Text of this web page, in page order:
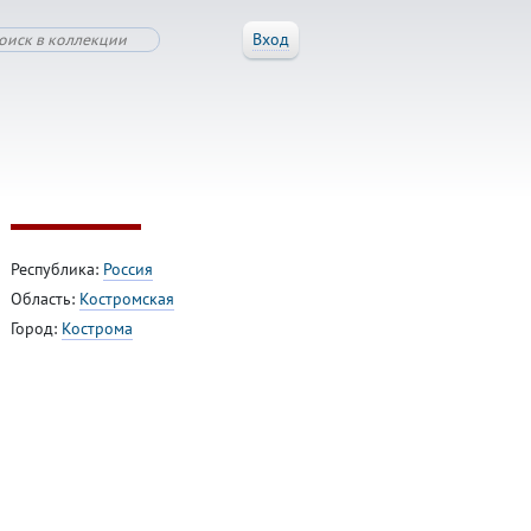
Вход
Республика: Россия
Область: Костромская
Город: Кострома